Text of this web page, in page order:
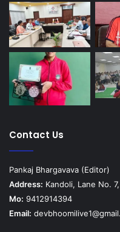
Contact Us
Pankaj Bhargavava (Editor)
Address: Kandoli, Lane No.
Mo: 9412914394
Email: